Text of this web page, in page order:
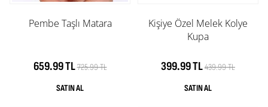
Pembe Taşlı Matara
659.99 TL725.99 TL
Kişiye Özel Melek Kolye
Kupa
399.99 TL439.99 TL